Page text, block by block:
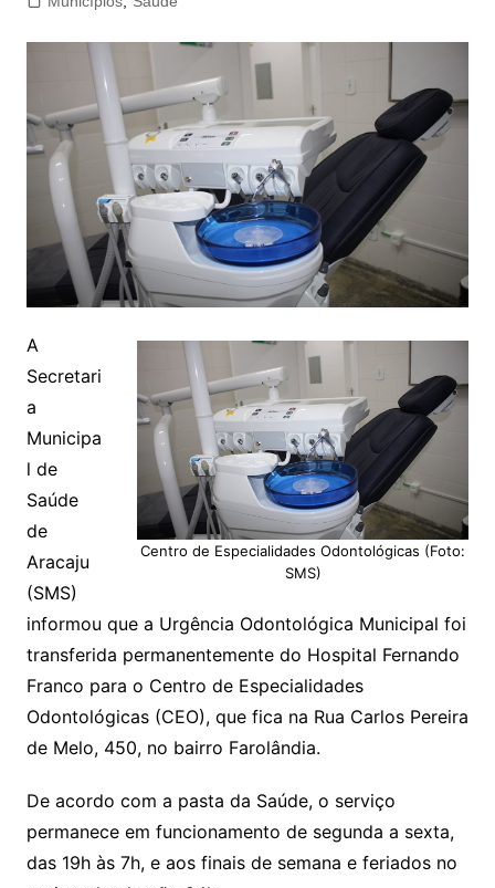
Centro de Especialidades Odontológicas (Foto:
SMS)
A
Secretari
a
Municipa
l de
Saúde
de
Aracaju
(SMS)
informou que a Urgência Odontológica Municipal foi
transferida permanentemente do Hospital Fernando
Franco para o Centro de Especialidades
Odontológicas (CEO), que fica na Rua Carlos Pereira
de Melo, 450, no bairro Farolândia.
De acordo com a pasta da Saúde, o serviço
permanece em funcionamento de segunda a sexta,
das 19h às 7h, e aos finais de semana e feriados no